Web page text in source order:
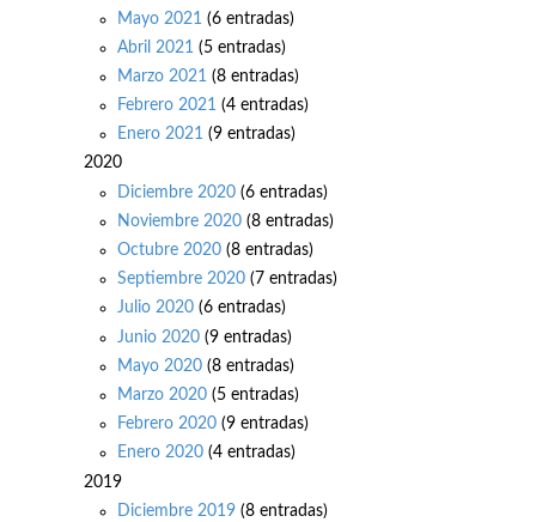
Mayo 2021 (6 entradas)
Abril 2021 (5 entradas)
Marzo 2021 (8 entradas)
Febrero 2021 (4 entradas)
Enero 2021 (9 entradas)
2020
Diciembre 2020 (6 entradas)
Noviembre 2020 (8 entradas)
Octubre 2020 (8 entradas)
Septiembre 2020 (7 entradas)
Julio 2020 (6 entradas)
Junio 2020 (9 entradas)
Mayo 2020 (8 entradas)
Marzo 2020 (5 entradas)
Febrero 2020 (9 entradas)
Enero 2020 (4 entradas)
2019
Diciembre 2019 (8 entradas)